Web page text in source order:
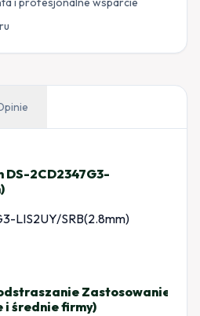
DS-2CD2347G3-
LIS2UY/SRB(2.8mm)
Zastosowanie —
i średnie firmy)